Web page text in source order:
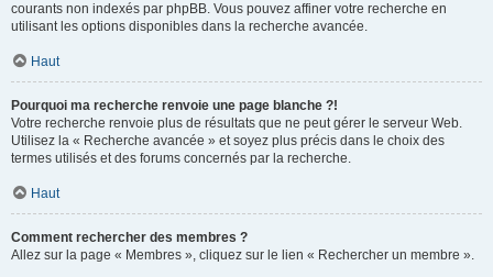
courants non indexés par phpBB. Vous pouvez affiner votre recherche en
utilisant les options disponibles dans la recherche avancée.
Haut
Pourquoi ma recherche renvoie une page blanche ?!
Votre recherche renvoie plus de résultats que ne peut gérer le serveur Web.
Utilisez la « Recherche avancée » et soyez plus précis dans le choix des
termes utilisés et des forums concernés par la recherche.
Haut
Comment rechercher des membres ?
Allez sur la page « Membres », cliquez sur le lien « Rechercher un membre ».